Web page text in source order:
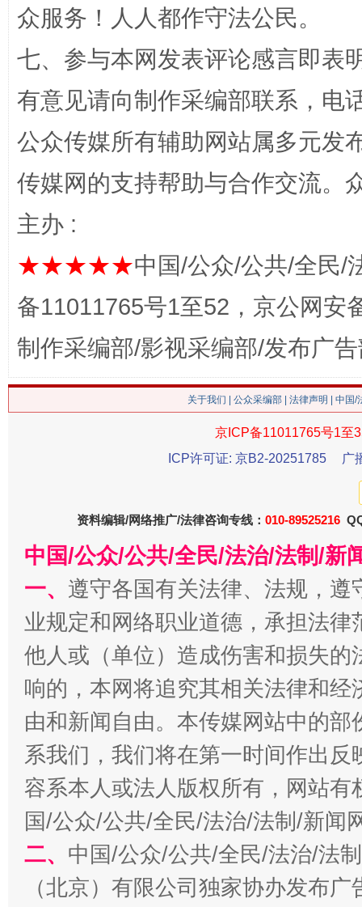
习近平的博鳌关键词
魏明亮
“刷贴”乱象丛生
生
揭批美国五大"原罪" "
解纷+调解+退费，一次搞定
众服务！人人都作守法公民。
七、参与本网发表评论感言即表
有意见请向制作采编部联系，电
公众传媒所有辅助网站属多元发
传媒网的支持帮助与合作交流。
主办 :
★★★★★中国/公众/公共/全民/
备11011765号1至52，京公网安
制作采编部/影视采编部/发布广
关于我们 公众采编部 法律声明 | 中国
京ICP备11011765号1至
ICP许可证: 京B2-20251785
广
资料编辑/网络推广/法律咨询专线： 010-89525216
中国/公众/公共/全民/法治/法制/新
一、 遵守各国有关法律、法规，
业规定和网络职业道德，承担法
他人或（单位）造成伤害和损失
响的，本网将追究其相关法律和
由和新闻自由。本传媒网站中的
系我们，我们将在第一时间作出
容系本人或法人版权所有，网站
国/公众/公共/全民/法治/法制/新闻
二、 中国/公众/公共/全民/法治/法
（北京）有限公司独家协办发布